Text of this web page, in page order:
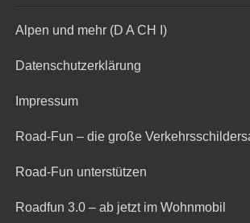
Alpen und mehr (D A CH I)
Datenschutzerklärung
Impressum
Road-Fun – die große
Road-Fun unterstützen
Roadfun 3.0 – ab jetzt im Wohnmobil